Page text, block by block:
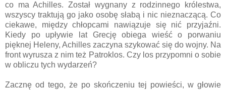
co ma Achilles. Został wygnany z rodzinnego królestwa,
wszyscy traktują go jako osobę słabą i nic nieznaczącą. Co
ciekawe, między chłopcami nawiązuje się nić przyjaźni.
Kiedy po upływie lat Grecję obiega wieść o porwaniu
pięknej Heleny, Achilles zaczyna szykować się do wojny. Na
front wyrusza z nim też Patroklos. Czy los przypomni o sobie
w obliczu tych wydarzeń?
Zacznę od tego, że po skończeniu tej powieści, w głowie